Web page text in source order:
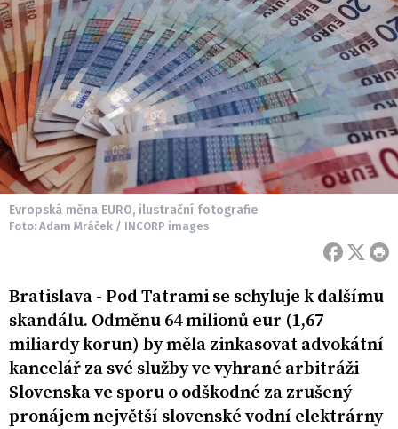
Evropská měna EURO, ilustrační fotografie
Foto: Adam Mráček / INCORP images
Bratislava - Pod Tatrami se schyluje k dalšímu
skandálu. Odměnu 64 milionů eur (1,67
miliardy korun) by měla zinkasovat advokátní
kancelář za své služby ve vyhrané arbitráži
Slovenska ve sporu o odškodné za zrušený
pronájem největší slovenské vodní elektrárny